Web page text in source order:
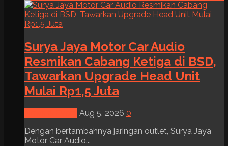
Surya Jaya Motor Car Audio
Resmikan Cabang Ketiga di BSD,
Tawarkan Upgrade Head Unit
Mulai Rp1,5 Juta
Aug 5, 2026 0
Dengan bertambahnya jaringan outlet, Surya Jaya
Motor Car Audio...